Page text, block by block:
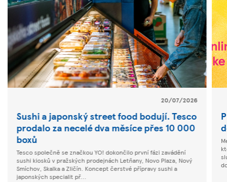
20/07/2026
Sushi a japonský street food bodují. Tesco
prodalo za necelé dva měsíce přes 10 000
boxů
Tesco společně se značkou YO! dokončilo první fázi zavádění
sushi kiosků v pražských prodejnách Letňany, Novo Plaza, Nový
Smíchov, Skalka a Zličín. Koncept čerstvé přípravy sushi a
japonských specialit př...